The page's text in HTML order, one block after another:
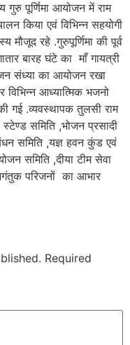
गुरु पूर्णिमा आयोजन में राम
किया एवं विभिन्न सहयोगी
मौजूद रहे .गुरुपूर्णिमा की पूर्व
बारह घंटे का माँ गायत्री
संध्या का आयोजन रखा
विभिन्न आध्यात्मिक भजनो
गई .व्यवस्थापक तुलसी राम
समिति ,भोजन प्रसादी
समिति ,यज्ञ हवन कुंड एवं
समिति ,दीया टीम सेवा
परिजनों का आभार
Required